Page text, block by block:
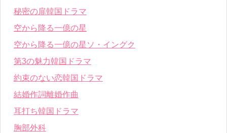
秘密の扉韓国ドラマ
空から降る一億の星
空から降る一億の星ソ・イングク
第3の魅力韓国ドラマ
約束のない恋韓国ドラマ
結婚作詞離婚作曲
耳打ち韓国ドラマ
胸部外科